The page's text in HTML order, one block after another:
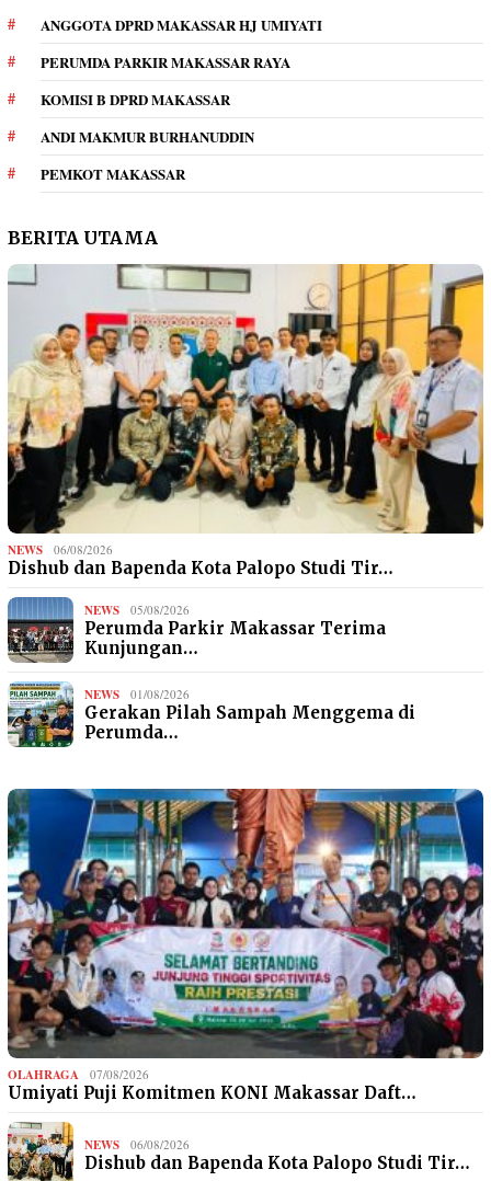
ANGGOTA DPRD MAKASSAR HJ UMIYATI
PERUMDA PARKIR MAKASSAR RAYA
KOMISI B DPRD MAKASSAR
ANDI MAKMUR BURHANUDDIN
PEMKOT MAKASSAR
BERITA UTAMA
NEWS 06/08/2026
Dishub dan Bapenda Kota Palopo Studi Tir…
NEWS 05/08/2026
Perumda Parkir Makassar Terima
Kunjungan…
NEWS 01/08/2026
Gerakan Pilah Sampah Menggema di
Perumda…
OLAHRAGA 07/08/2026
Umiyati Puji Komitmen KONI Makassar Daft…
NEWS 06/08/2026
Dishub dan Bapenda Kota Palopo Studi Tir…